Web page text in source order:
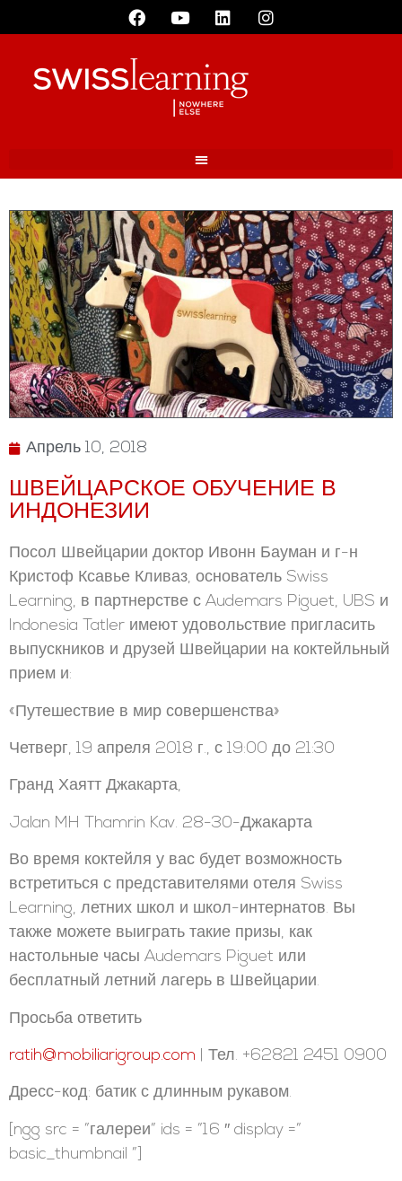
Апрель 10, 2018
ШВЕЙЦАРСКОЕ ОБУЧЕНИЕ В
ИНДОНЕЗИИ
Посол Швейцарии доктор Ивонн Бауман и г-н
Кристоф Ксавье Кливаз, основатель Swiss
Learning, в партнерстве с Audemars Piguet, UBS и
Indonesia Tatler имеют удовольствие пригласить
выпускников и друзей Швейцарии на коктейльный
прием и:
«Путешествие в мир совершенства»
Четверг, 19 апреля 2018 г., с 19:00 до 21:30
Гранд Хаятт Джакарта,
Jalan MH Thamrin Kav. 28-30-Джакарта
Во время коктейля у вас будет возможность
встретиться с представителями отеля Swiss
Learning, летних школ и школ-интернатов. Вы
также можете выиграть такие призы, как
настольные часы Audemars Piguet или
бесплатный летний лагерь в Швейцарии.
Просьба ответить
ratih@mobiliarigroup.com | Тел. +62821 2451 0900
Дресс-код: батик с длинным рукавом.
[ngg src = ”галереи” ids = ”16 ″ display =”
basic_thumbnail ”]